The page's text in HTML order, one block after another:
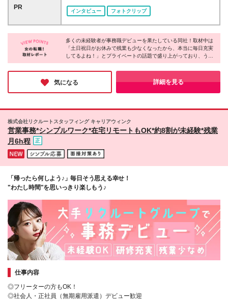
【埼玉県】月給193,000円～314,800円（別途賞与年2
（別途賞与年2回） 【京都府】月給184,100円～
297,300円（別途賞与年2回） 【愛知県】月給
187,400円～306,300円（別途賞与年2回） 【宮城
回） 【北海道】月給176,300円～280,700円（別途賞
与年2回） (*)就業先＋当社評価により＋α手当を付与
収24万円にUP！ ☆研修期間中（3日間／所定労働時
間7時間）は、下記の通り給与を支給します 【東京
県】日給7980円 【大阪府・兵庫県・京都府】日給
8239円 【北海道】日給7525円 【宮城県】日給7266
円 【福岡県】日給7399円 ※地域により支給金額は異
なります
宮城、千葉、埼玉、東京、神奈川、愛知、京都、大
阪、兵庫、福岡で採用中 ★駅近くのオフィスで勤務
可能！お仕事帰りにグルメやショッピングも楽しめま
す 【勤務可能性のあるエリア】 東京都 ｜23区内が
メイン（恵比寿、渋谷、新宿、港区、品川、東京 な
ど） 神奈川県｜横浜市・川崎市など 埼玉県 ｜さい
たま市・川越市など 千葉県 ｜船橋市・浦安市など
北海道 ｜札幌市がメイン 愛知県 ｜名古屋周辺が
メイン 大阪府 ｜大阪市など 兵庫県 ｜尼崎市・神
戸市など 京都府 ｜京都市など 宮城県 ｜仙台駅周
1 第一生命日比谷ファースト 14階 ※希望・適正を考
慮し、配属先を決定します ※配属先は原則通勤90分
地
PR
インタビュー フォトクリップ
多くの未経験者が事務職デビューを果たしている同社！取材中は
「土日祝日がお休みで残業も少なくなったから、本当に毎日充実
してるよね！」とプライベートの話題で盛り上がっており、うら
やましくなるほどでした。「プライベートもしっかり楽しみなが
ら働きたい」そんな方にオススメの職場です☆
気になる 詳細を見る
株式会社リクルートスタッフィング キャリアウィンク
営業事務*シンプルワーク*在宅リモートもOK*約8割が未経験*残業
月6h程
「帰ったら何しよう♪」毎日そう思える幸せ！
"わたし時間"を思いっきり楽しもう♪
仕事内容
◎フリーターの方もOK！
◎社会人・正社員（無期雇用派遣）デビュー歓迎